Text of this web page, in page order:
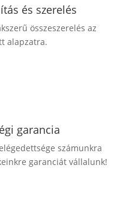
és szerelés
összeszerelés az
alapzatra.
garancia
számunkra
garanciát vállalunk!